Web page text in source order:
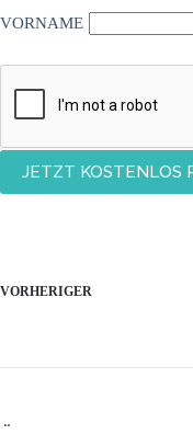
VORNAME
VORHERIGER
Ähnliche Beiträge